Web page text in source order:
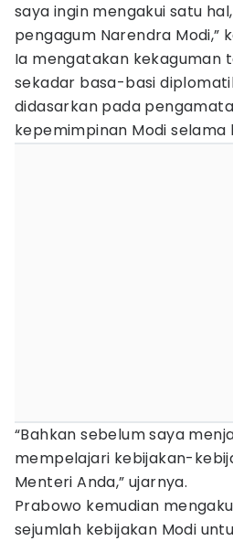
saya ingin mengakui satu
pengagum Narendra Modi,”
Ia mengatakan kekaguman
sekadar basa-basi
didasarkan pada
kepemimpinan Modi
“Bahkan sebelum saya
mempelajari kebijakan-
Menteri Anda,” ujarnya.
Prabowo kemudian
sejumlah kebijakan Modi